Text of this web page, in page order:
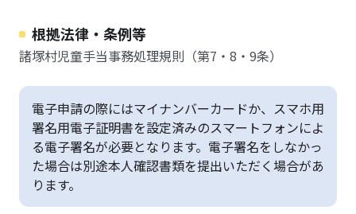
根拠法律・条例等
諸塚村児童手当事務処理規則（第7・8・9条）
電子申請の際にはマイナンバーカードか、スマホ用
署名用電子証明書を設定済みのスマートフォンによ
る電子署名が必要となります。電子署名をしなかっ
た場合は別途本人確認書類を提出いただく場合があ
ります。